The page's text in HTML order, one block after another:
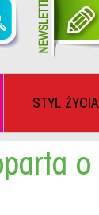
STYL ŻYCIA
o